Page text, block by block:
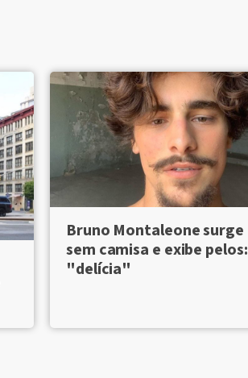
Bruno Montaleone surge
sem camisa e exibe pelos:
"delícia"